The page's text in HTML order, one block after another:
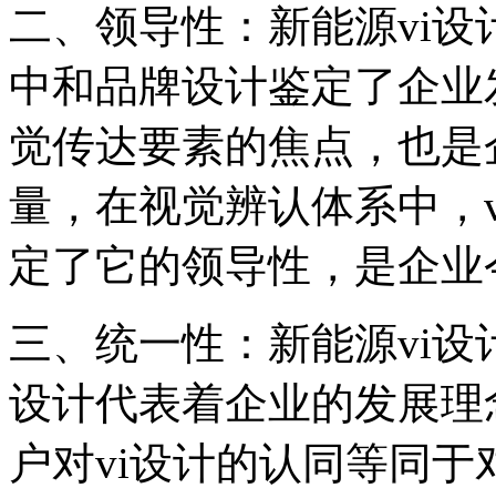
二、领导性：新能源vi设
中和品牌设计鉴定了企
觉传达要素的焦点，也
量，在视觉辨认体系中
定了它的领导性，是企
三、统一性：新能源vi
设计代表着企业的发展
户对vi设计的认同等同